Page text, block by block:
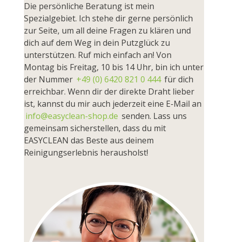
Die persönliche Beratung ist mein
Spezialgebiet. Ich stehe dir gerne persönlich
zur Seite, um all deine Fragen zu klären und
dich auf dem Weg in dein Putzglück zu
unterstützen. Ruf mich einfach an! Von
Montag bis Freitag, 10 bis 14 Uhr, bin ich unter
der Nummer +49 (0) 6420 821 0 444 für dich
erreichbar. Wenn dir der direkte Draht lieber
ist, kannst du mir auch jederzeit eine E-Mail an
info@easyclean-shop.de senden. Lass uns
gemeinsam sicherstellen, dass du mit
EASYCLEAN das Beste aus deinem
Reinigungserlebnis herausholst!